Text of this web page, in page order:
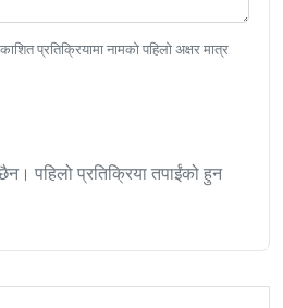
प्रतिक्रियामा नामको पहिलो अक्षर मात्र
पहिलो प्रतिक्रिया तपाईंको हुन